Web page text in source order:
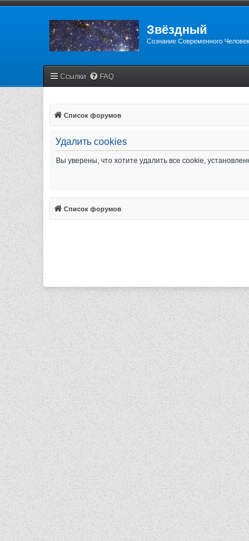
Звёздный
Сознание Современного
Ссылки FAQ
Список форумов
Удалить cookies
Вы уверены, что хотите удалить все cookie,
Список форумов